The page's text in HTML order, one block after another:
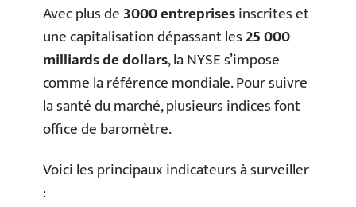
Avec plus de3000 entreprisesinscrites et
une capitalisation dépassant les25 000
milliards de dollars, la NYSE s’impose
comme la référence mondiale. Pour suivre
la santé du marché, plusieurs indices font
office de baromètre.
Voici les principaux indicateurs à surveiller
: